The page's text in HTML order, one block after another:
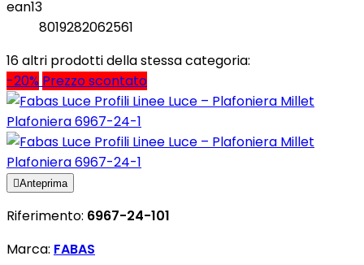
ean13
8019282062561
16 altri prodotti della stessa categoria:
-20% Prezzo scontato
Anteprima
Riferimento: 6967-24-101
Marca: FABAS